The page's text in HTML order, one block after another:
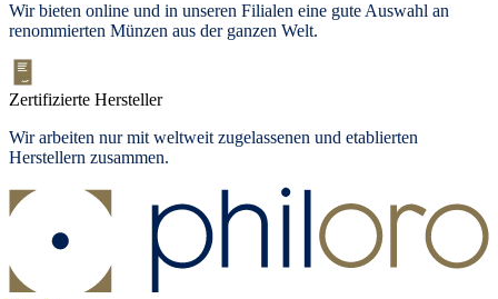
Wir bieten online und in unseren Filialen eine gute Auswahl an
renommierten Münzen aus der ganzen Welt.
Zertifizierte Hersteller
Wir arbeiten nur mit weltweit zugelassenen und etablierten
Herstellern zusammen.